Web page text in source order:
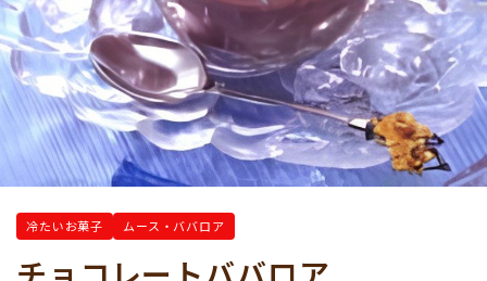
冷たいお菓子 ムース・ババロア